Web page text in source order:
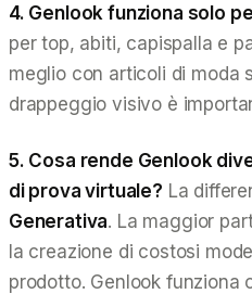
4. Genlook funziona solo
per top, abiti, capispalla e
meglio con articoli di moda
drappeggio visivo è
5. Cosa rende Genlook
di prova virtuale? La
Generativa. La maggior
la creazione di costosi
prodotto. Genlook funziona